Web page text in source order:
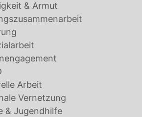
& Armut
Arbeit
Vernetzung
& Jugendhilfe